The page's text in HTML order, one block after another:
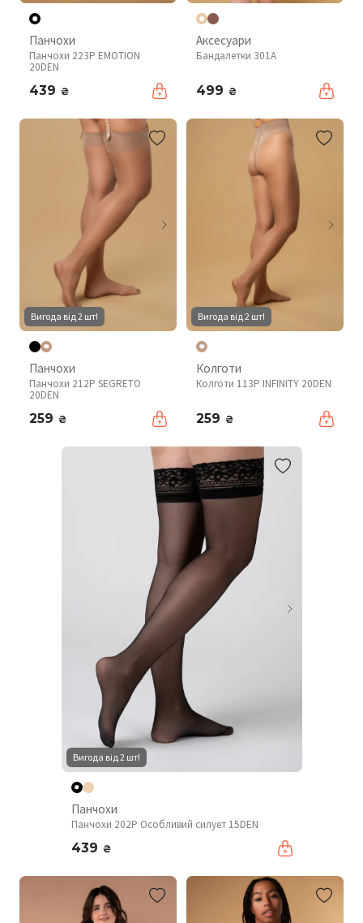
Панчохи
Панчохи 223P EMOTION
20DEN
439 ₴
Аксесуари
Бандалетки 301A
499 ₴
Вигода від 2 шт!
Панчохи
Панчохи 212P SEGRETO
20DEN
259 ₴
Вигода від 2 шт!
Колготи
Колготи 113P INFINITY 20DEN
259 ₴
Вигода від 2 шт!
Панчохи
Панчохи 202P Особливий силует 15DEN
439 ₴